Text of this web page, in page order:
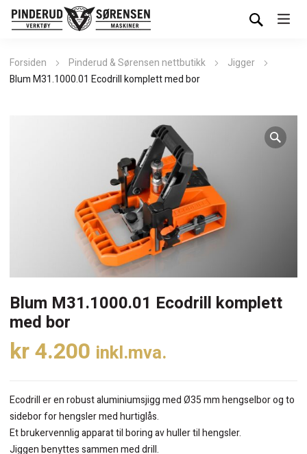
Forsiden Pinderud & Sørensen nettbutikk
Jigger
Blum M31.1000.01 Ecodrill komplett med bor
Blum M31.1000.01 Ecodrill komplett
med bor
kr4.200 inkl.mva.
Ecodrill er en robust aluminiumsjigg med Ø35 mm hengselbor og to
sidebor for hengsler med hurtiglås.
Et brukervennlig apparat til boring av huller til hengsler.
Jiggen benyttes sammen med drill.